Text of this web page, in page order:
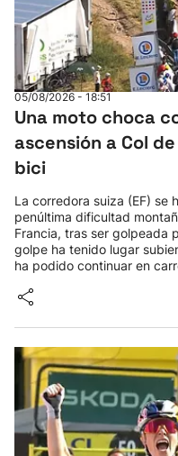
05/08/2026 - 18:51
Una moto choca
ascensión a Col
bici
La corredora suiza (EF) se
penúltima dificultad
Francia, tras ser golpeada
golpe ha tenido lugar
ha podido continuar en